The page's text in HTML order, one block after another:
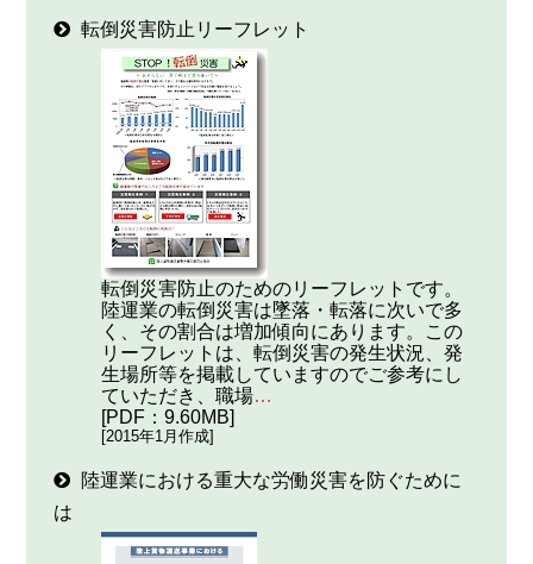
転倒災害防止リーフレット
転倒災害防止のためのリーフレットです。
陸運業の転倒災害は墜落・転落に次いで多
く、その割合は増加傾向にあります。この
リーフレットは、転倒災害の発生状況、発
生場所等を掲載していますのでご参考にし
ていただき、職場…
[PDF：9.60MB]
[2015年1月作成]
陸運業における重大な労働災害を防ぐために
は